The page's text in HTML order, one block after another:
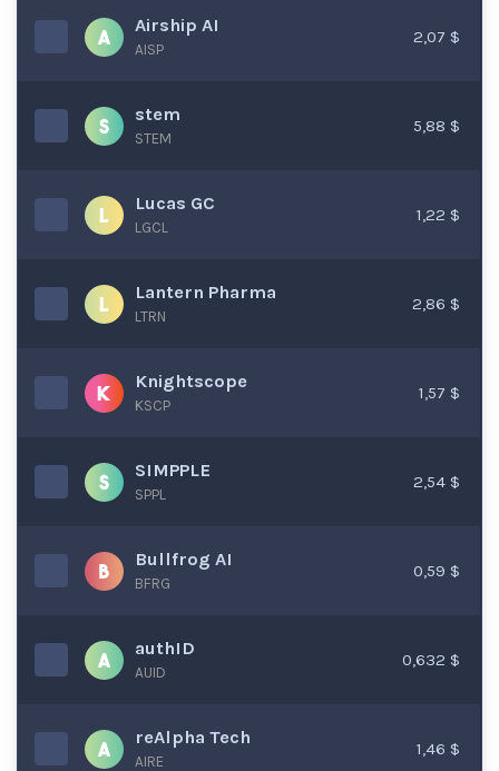
Airship AI
AISP
2,07 $
stem
STEM
5,88 $
Lucas GC
LGCL
1,22 $
Lantern Pharma
LTRN
2,86 $
Knightscope
KSCP
1,57 $
SIMPPLE
SPPL
2,54 $
Bullfrog AI
BFRG
0,59 $
authID
AUID
0,632 $
reAlpha Tech
AIRE
1,46 $